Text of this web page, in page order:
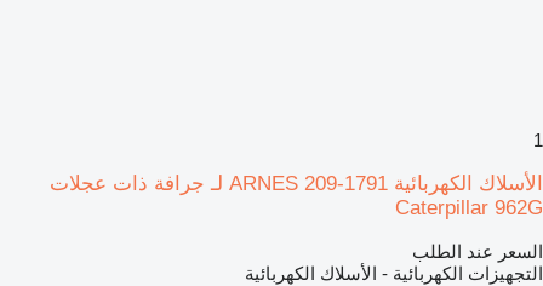
1
الأسلاك الكهربائية ARNES 209-1791 لـ جرافة ذات عجلات
Caterpillar 962G
السعر عند الطلب
التجهيزات الكهربائية - الأسلاك الكهربائية